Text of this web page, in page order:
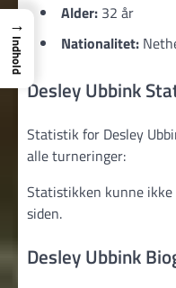
Alder: 32 år
Nationalitet:
Desley Ubbink
Statistik for Desley
alle turneringer:
Statistikken kunne
siden.
Desley Ubbink
→
Indhold